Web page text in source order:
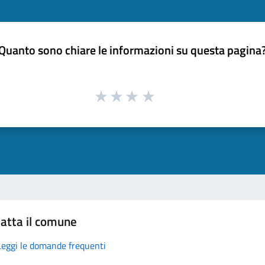
sono chiare le informazioni su questa
il comune
le domande frequenti